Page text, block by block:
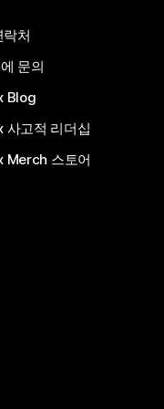
락처
문의
Blog
사고적 리더십
Merch 스토어